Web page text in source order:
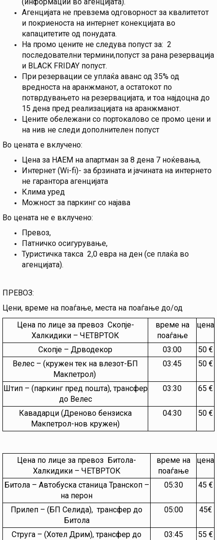
(информации во агенцијата).
Агенцијата не превзема одговорност за квалитетот
и покриеноста на интернет конекцијата во
капацитетите од понудата.
На промо цените не следува попуст за: 2
последователни термини,попуст за рана резервација
и BLACK FRIDAY попуст.
При резервации се уплаќа аванс од 35% од
вредноста на аранжманот, а остатокот по
потврдувањето на резервацијата, и тоа најдоцна до
15 дена пред реализацијата на аранжманот.
Цените обележани со портокалово се промо цени и
на нив не следи дополнителен попуст
Во цената е вклучено:
Цена за НАЕМ на апартман за 8 дена 7 ноќевања,
Интернет (Wi-fi)- за брзината и јачината на интернето
не гарантора агенцијата
Клима уред
Можност за паркинг со најава
Во цената не е вклучено:
Превоз,
Патничко осигурување,
Туристичка такса 2,0 евра на ден (се плаќа во
агенцијата).
ПРЕВОЗ:
Цени, време на поаѓање, места на поаѓање до/од
Цена по лице за превоз Скопје-
Халкидики – ЧЕТВРТОК
време на
поаѓање
цена
Скопје – Дрводекор 03:00
50 €
Велес – (кружен тек на влезот-БП
Макпетрол)
03:45 50 €
Штип – (паркинг пред пошта), трансфер
до Велес
03:30 65 €
Кавадарци (Дреново бензиска
Макпетрол-нов кружен)
04:30 50 €
Цена по лице за превоз Битола-
Халкидики – ЧЕТВРТОК
време на
поаѓање
цена
Битола – Автобуска станица Транскоп –
на перон
05:30 45 €
Прилеп – (БП Селида), трансфер до
Битола
05:00 45€
Струга – (Хотел Дрим), трансфер до
03:45 55 €